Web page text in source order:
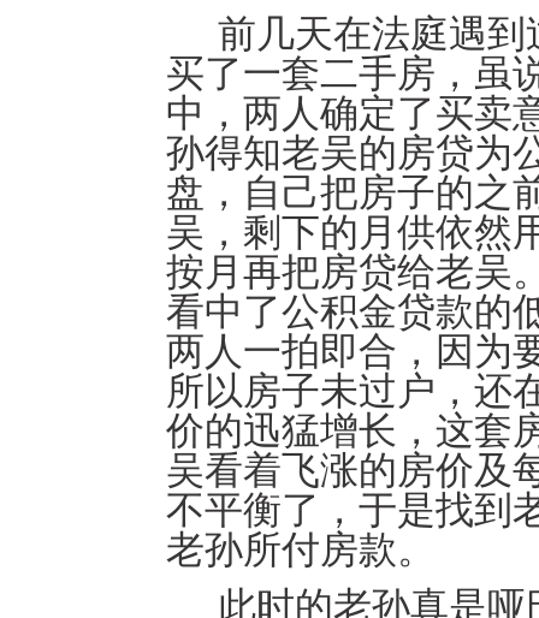
前几天在法庭遇
买了一套二手房，虽
中，两人确定了买卖
孙得知老吴的房贷为
盘，自己把房子的之
吴，剩下的月供依然
按月再把房贷给老吴
看中了公积金贷款的
两人一拍即合，因为
所以房子未过户，还
价的迅猛增长，这套
吴看着飞涨的房价及
不平衡了，于是找到
老孙所付房款。
此时的老孙真是